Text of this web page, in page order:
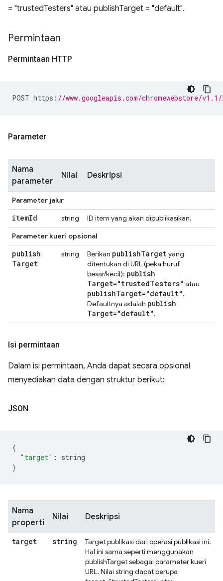
= "trustedTesters" atau publishTarget = "default".
Permintaan
Permintaan HTTP
POST https : //www.googleapis.com/chromewebstore/
Parameter
Nama
parameter
Nilai Deskripsi
Parameter jalur
itemId string
ID item yang akan dipublikasikan.
Parameter kueri opsional
publish
Target
string Berikan publishTargetyang
ditentukan di URL (peka huruf
besar/kecil): publish
Target="trustedTesters" atau
publishTarget="default".
Defaultnya adalah publish
Target="default".
Isi permintaan
Dalam isi permintaan, Anda dapat secara opsional
menyediakan data dengan struktur berikut:
JSON
{
"target" :
string
}
Nama
properti
Nilai Deskripsi
target string
Target publikasi dari operasi publikasi ini.
Hal ini sama seperti menggunakan
publishTarget sebagai parameter kueri
URL. Nilai string dapat berupa